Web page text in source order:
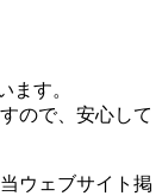
ます。
ので、安心して
ウェブサイト掲